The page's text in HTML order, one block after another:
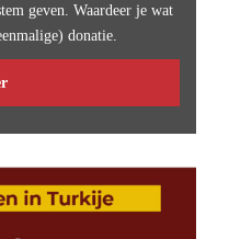
geven. Waardeer je wat
donatie.